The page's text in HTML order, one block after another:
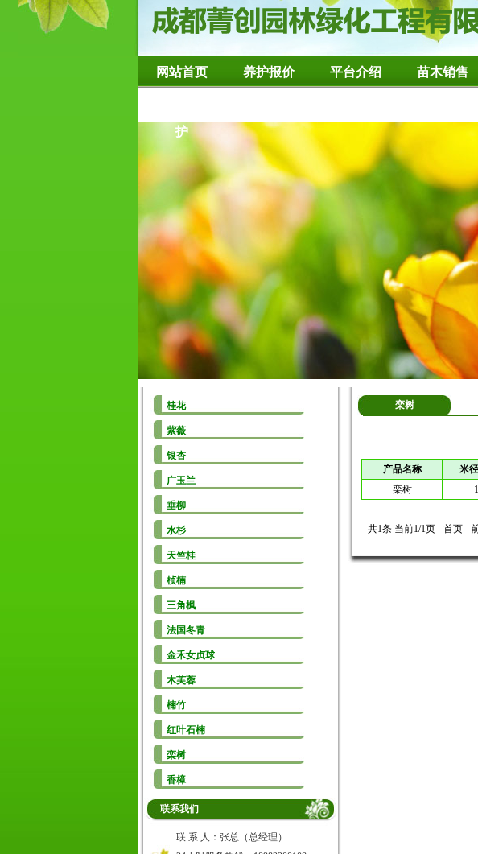
网站首页 养护报价 平台介绍 苗木销售
护
桂花
紫薇
银杏
广玉兰
垂柳
水杉
天竺桂
桢楠
三角枫
法国冬青
金禾女贞球
木芙蓉
楠竹
红叶石楠
栾树
香樟
联系我们
联 系 人：张总（总经理）
栾树
产品名称 米
栾树
共1条 当前1/1页 首页